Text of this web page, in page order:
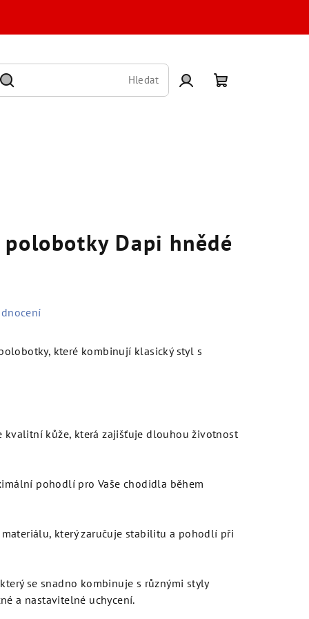
Hledat
polobotky Dapi hnědé
které kombinují klasický styl s
kvalitní kůže, která zajišťuje dlouhou životnost
pohodlí pro Vaše chodidla během
který zaručuje stabilitu a pohodlí při
se snadno kombinuje s různými styly
a nastavitelné uchycení.